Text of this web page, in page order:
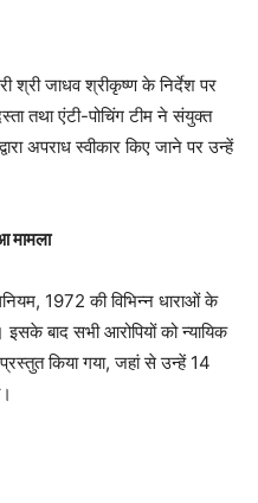
श्री जाधव श्रीकृष्ण के निर्देश पर
तथा एंटी-पोचिंग टीम ने संयुक्त
अपराध स्वीकार किए जाने पर उन्हें
मामला
1972 की विभिन्न धाराओं के
बाद सभी आरोपियों को न्यायिक
किया गया, जहां से उन्हें 14